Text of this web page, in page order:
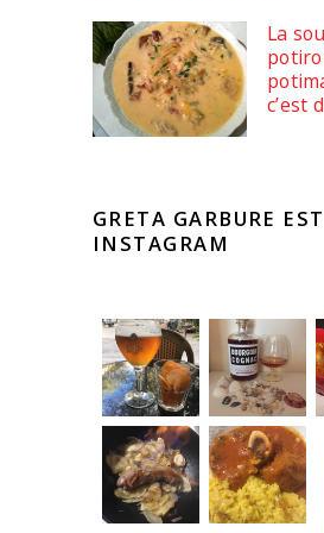
La
c’est
GRETA GARBURE
INSTAGRAM